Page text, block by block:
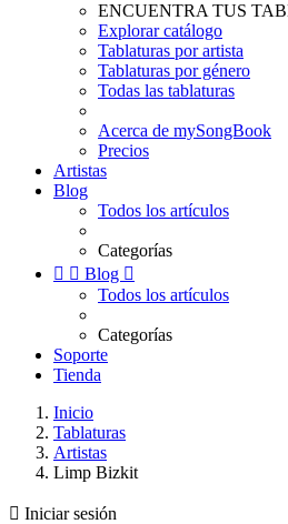
ENCUENTRA TUS
Explorar catálogo
Tablaturas por artista
Tablaturas por género
Todas las tablaturas
Acerca de mySongBook
Precios
Artistas
Blog
Todos los artículos
Categorías
  Blog 
Todos los artículos
Categorías
Soporte
Tienda
Inicio
Tablaturas
Artistas
Limp Bizkit
 Iniciar sesión